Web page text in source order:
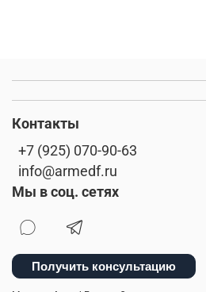
Контакты
+7 (925) 070-90-63
info@armedf.ru
Мы в соц. сетях
Получить консультацию